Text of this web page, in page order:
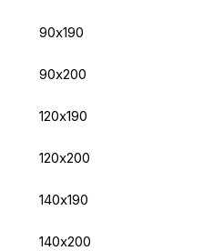
90х190
90х200
120х190
120х200
140х190
140х200